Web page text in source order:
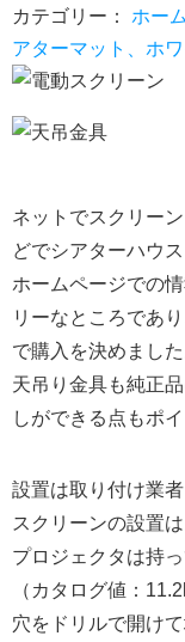
カテゴリー： ホー
アターマット、ホ
ネットでスクリー
どでシアターハウ
ホームページでの
リーなところであ
で購入を決めました
天吊り金具も純正
しができる点もポ
設置は取り付け業
スクリーンの設置
プロジェクタは持
（カタログ値：
穴をドリルで開け